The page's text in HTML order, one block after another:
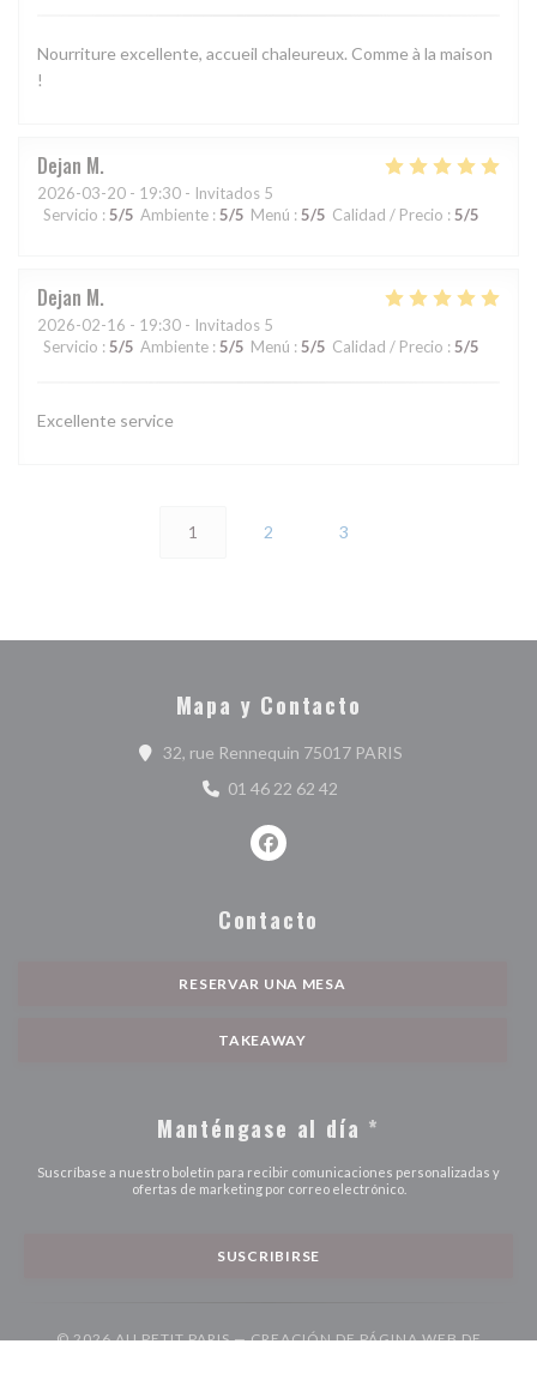
Nourriture excellente, accueil chaleureux. Comme à la maison
!
Dejan M
2026-03-20 - 19:30 - Invitados 5
Servicio : 5/5 Ambiente : 5/5 Menú : 5/5 Calidad / Precio : 5/5
Dejan M
2026-02-16 - 19:30 - Invitados 5
Servicio : 5/5 Ambiente : 5/5 Menú : 5/5 Calidad / Precio : 5/5
Excellente service
1 2 3
Mapa y Contacto
32, rue Rennequin 75017 PARIS((abre en una
01 46 22 62 42
Facebook ((abre en una nueva
Contacto
RESERVAR UNA MESA
TAKEAWAY
Manténgase al día *
Suscríbase a nuestro boletín para recibir comunicaciones personalizadas y
ofertas de marketing por correo electrónico.
SUSCRIBIRSE
© 2026 AU PETIT PARIS — CREACIÓN DE PÁGINA WEB DE